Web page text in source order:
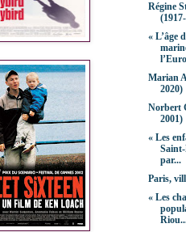
Régine
« L’âge
Marian
2020)
Norbert
2001)
« Les
par...
Paris,
« Les